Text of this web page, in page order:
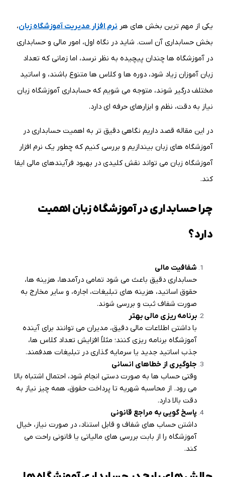
یکی از مهم ترین بخش های هر نرم افزار مدیریت آموزشگاه زبان،
بخش حسابداری آن است. شاید در نگاه اول، امور مالی و حسابداری
در آموزشگاه ها چندان پیچیده به نظر نرسد، اما زمانی که تعداد
زبان آموزان زیاد شود، دوره ها و کلاس ها متنوع باشند، و اساتید
مختلف درگیر شوند، متوجه می شویم که حسابداری آموزشگاه زبان
نیاز به دقت، نظم و ابزارهای حرفه ای دارد.
در این مقاله قصد داریم نگاهی دقیق تر به اهمیت حسابداری در
آموزشگاه های زبان بیندازیم و بررسی کنیم که چطور یک نرم افزار
آموزشگاه زبان می تواند نقش کلیدی در بهبود فرآیندهای مالی ایفا
کند.
چرا حسابداری در آموزشگاه زبان اهمیت
دارد؟
شفافیت مالی
حسابداری دقیق باعث می شود تمامی درآمدها، هزینه ها،
حقوق اساتید، هزینه های تبلیغات، اجاره، و سایر مخارج به
صورت شفاف ثبت و بررسی شوند.
برنامه ریزی مالی بهتر
با داشتن اطلاعات مالی دقیق، مدیران می توانند برای آینده
آموزشگاه برنامه ریزی کنند؛ مثلاً افزایش تعداد کلاس ها،
جذب اساتید جدید یا سرمایه گذاری در تبلیغات هدفمند.
جلوگیری از خطاهای انسانی
وقتی حساب ها به صورت دستی انجام شود، احتمال اشتباه بالا
می رود. از محاسبه شهریه تا پرداخت حقوق، همه چیز نیاز به
دقت بالا دارد.
پاسخ گویی به مراجع قانونی
داشتن حساب های شفاف و قابل استناد، در صورت نیاز، خیال
آموزشگاه را از بابت بررسی های مالیاتی یا قانونی راحت می
کند.